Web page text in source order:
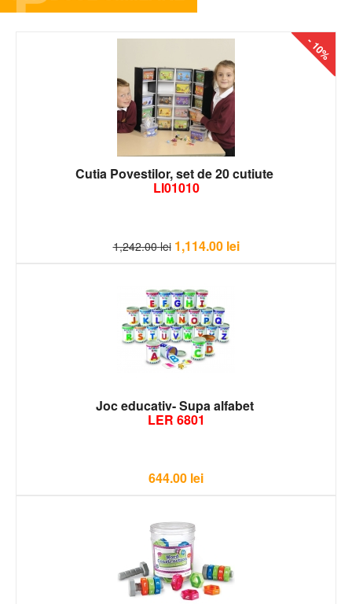
- 10%
Cutia Povestilor, set de 20 cutiute
LI01010
1,242.00 lei 1,114.00 lei
Joc educativ- Supa alfabet
LER 6801
644.00 lei